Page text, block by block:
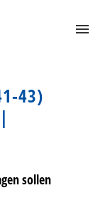
43)
sollen